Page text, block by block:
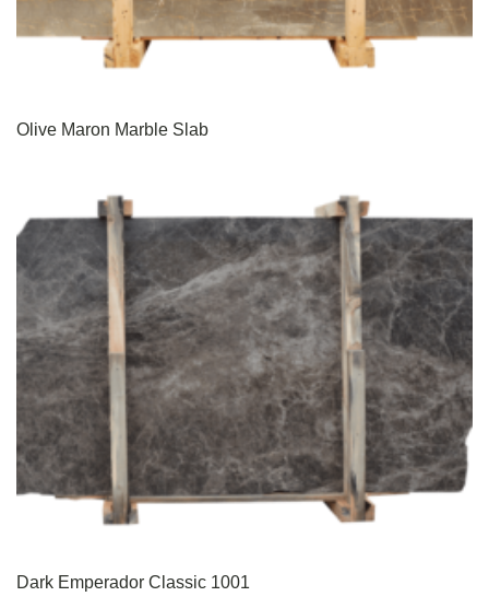
Olive Maron Marble Slab
Dark Emperador Classic 1001